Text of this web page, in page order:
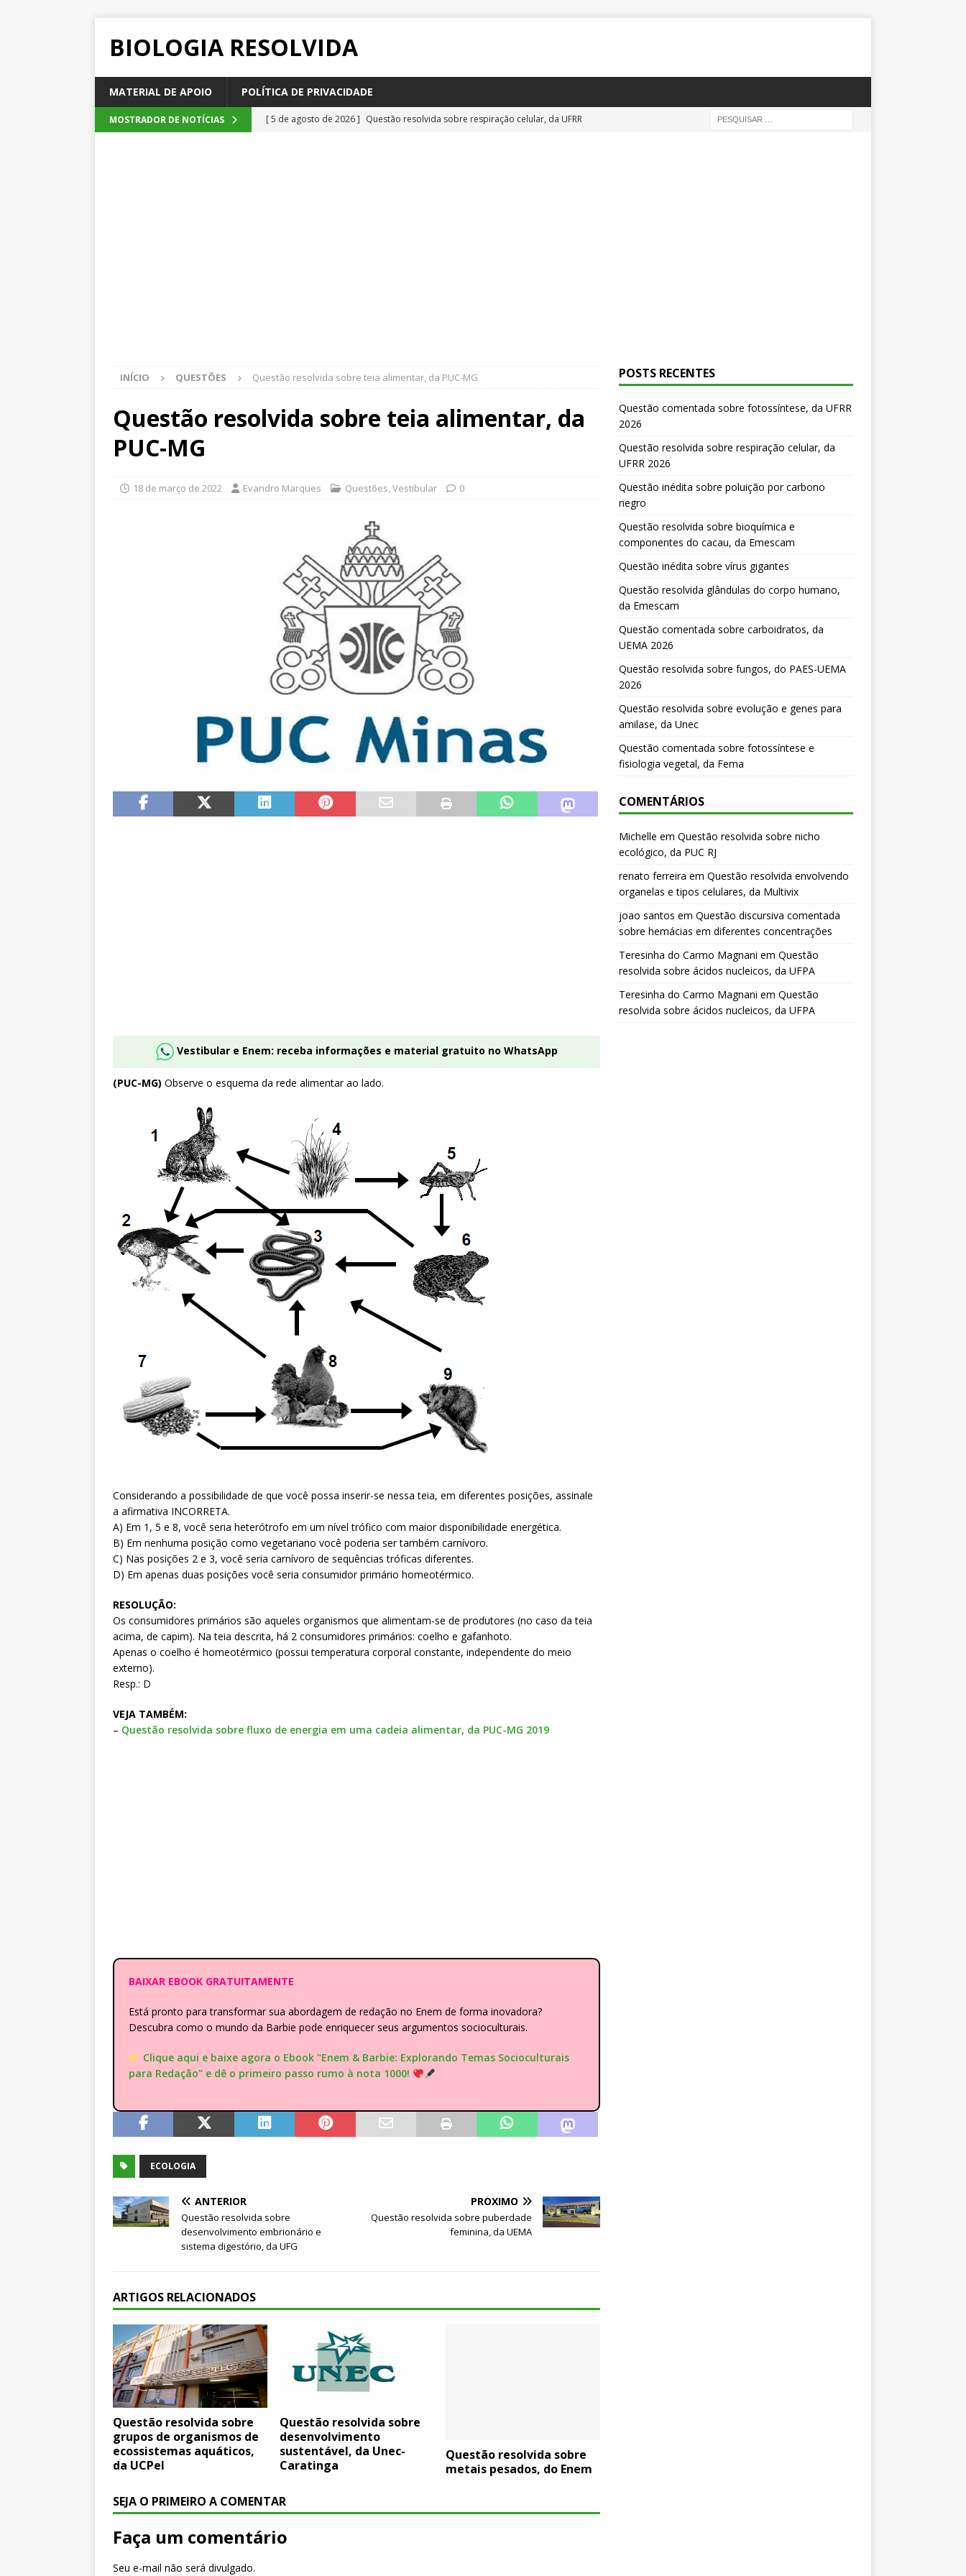
BIOLOGIA RESOLVIDA
MATERIAL DE APOIO POLÍTICA DE PRIVACIDADE
MOSTRADOR DE NOTÍCIAS [ 5 de agosto de 2026 ] Questão resolvida sobre respiração celular, da UFRR
INÍCIO QUESTÕES Questão resolvida sobre teia alimentar, da PUC-MG
Questão resolvida sobre teia alimentar, da
PUC-MG
18 de março de 2022 Evandro Marques Questões,Vestibular 0
Vestibular e Enem: receba informações e material gratuito no WhatsApp
(PUC-MG) Observe o esquema da rede alimentar ao lado.
Considerando a possibilidade de que você possa inserir-se nessa teia, em diferentes posições, assinale
a afirmativa INCORRETA.
A) Em 1, 5 e 8, você seria heterótrofo em um nível trófico com maior disponibilidade energética.
B) Em nenhuma posição como vegetariano você poderia ser também carnívoro.
C) Nas posições 2 e 3, você seria carnívoro de sequências tróficas diferentes.
D) Em apenas duas posições você seria consumidor primário homeotérmico.
RESOLUÇÃO:
Os consumidores primários são aqueles organismos que alimentam-se de produtores (no caso da teia
acima, de capim). Na teia descrita, há 2 consumidores primários: coelho e gafanhoto.
Apenas o coelho é homeotérmico (possui temperatura corporal constante, independente do meio
externo).
Resp.: D
VEJA TAMBÉM:
– Questão resolvida sobre fluxo de energia em uma cadeia alimentar, da PUC-MG 2019
BAIXAR EBOOK GRATUITAMENTE
Está pronto para transformar sua abordagem de redação no Enem de forma inovadora?
Descubra como o mundo da Barbie pode enriquecer seus argumentos socioculturais.
Clique aqui e baixe agora o Ebook "Enem & Barbie: Explorando Temas Socioculturais
para Redação" e dê o primeiro passo rumo à nota 1000!
ECOLOGIA
ANTERIOR
Questão resolvida sobre
desenvolvimento embrionário e
sistema digestório, da UFG
PRÓXIMO
Questão resolvida sobre puberdade
feminina, da UEMA
ARTIGOS RELACIONADOS
Questão resolvida sobre
grupos de organismos de
ecossistemas aquáticos,
da UCPel
Questão resolvida sobre
desenvolvimento
sustentável, da Unec-
Caratinga
Questão resolvida sobre
metais pesados, do Enem
SEJA O PRIMEIRO A COMENTAR
Faça um comentário
Seu e-mail não será divulgado.
POSTS RECENTES
Questão comentada sobre fotossíntese, da UFRR
2026
Questão resolvida sobre respiração celular, da
UFRR 2026
Questão inédita sobre poluição por carbono
negro
Questão resolvida sobre bioquímica e
componentes do cacau, da Emescam
Questão inédita sobre vírus gigantes
Questão resolvida glândulas do corpo humano,
da Emescam
Questão comentada sobre carboidratos, da
UEMA 2026
Questão resolvida sobre fungos, do PAES-UEMA
2026
Questão resolvida sobre evolução e genes para
amilase, da Unec
Questão comentada sobre fotossíntese e
fisiologia vegetal, da Fema
COMENTÁRIOS
Michelle em Questão resolvida sobre nicho
ecológico, da PUC RJ
renato ferreira em Questão resolvida envolvendo
organelas e tipos celulares, da Multivix
joao santos em Questão discursiva comentada
sobre hemácias em diferentes concentrações
Teresinha do Carmo Magnani em Questão
resolvida sobre ácidos nucleicos, da UFPA
Teresinha do Carmo Magnani em Questão
resolvida sobre ácidos nucleicos, da UFPA